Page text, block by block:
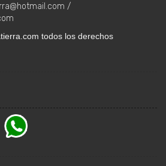
/
todos los derechos